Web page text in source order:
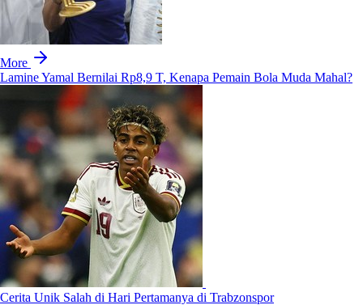
More
Lamine Yamal Bernilai Rp8,9 T, Kenapa Pemain Bola Muda Mahal?
Cerita Unik Salah di Hari Pertamanya di Trabzonspor